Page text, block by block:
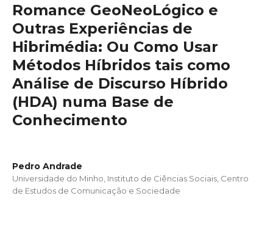
Romance GeoNeoLógico e
Outras Experiências de
Hibrimédia: Ou Como Usar
Métodos Híbridos tais como
Análise de Discurso Híbrido
(HDA) numa Base de
Conhecimento
Pedro Andrade
Universidade do Minho, Instituto de Ciências Sociais, Centro
de Estudos de Comunicação e Sociedade